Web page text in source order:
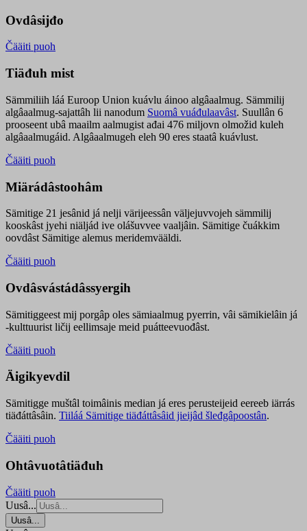
Ovdâsijđo
Čääiti puoh
Tiäđuh mist
Sämmiliih láá Euroop Union kuávlu áinoo algâaalmug. Sämmilij
algâaalmug-sajattâh lii nanodum Suomâ vuáđulaavâst. Suullân 6
prooseent ubâ maailm aalmugist ađai 476 miljovn olmožid kuleh
algâaalmugáid. Algâaalmugeh eleh 90 eres staatâ kuávlust.
Čääiti puoh
Miärádâstoohâm
Sämitige 21 jesânid já nelji värijeessân väljejuvvojeh sämmilij
kooskâst jyehi niäljád ive olášuvvee vaaljâin. Sämitige čuákkim
oovdâst Sämitige alemus meridemvääldi.
Čääiti puoh
Ovdâsvástádâssyergih
Sämitiggeest mij porgâp oles sämiaalmug pyerrin, vâi sämikielâin já
-kulttuurist ličij eellimsaje meid puátteevuođâst.
Čääiti puoh
Äigikyevdil
Sämitigge muštâl toimâinis median já eres perusteijeid eereeb iärrás
tiäđáttâsâin. Tiiláá Sämitige tiäđáttâsâid jieijâd šleđgâpoostân.
Čääiti puoh
Ohtâvuotâtiäđuh
Čääiti puoh
Uusâ...
Uusâ...